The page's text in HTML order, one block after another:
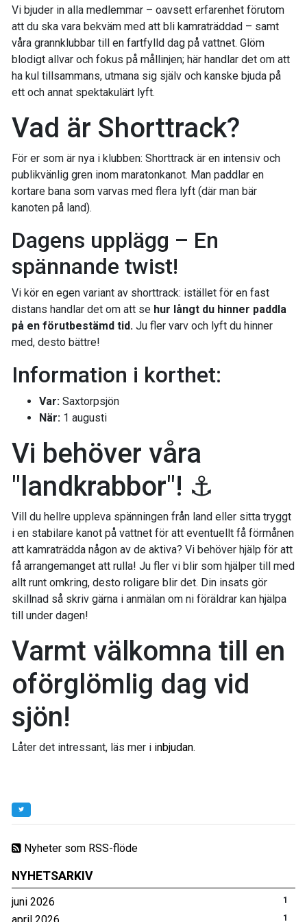
Nyheter som RSS-flöde
NYHETSARKIV
juni 2026 1
1
Vi bjuder in alla medlemmar – oavsett erfarenhet förutom
att du ska vara bekväm med att bli kamraträddad – samt
våra grannklubbar till en fartfylld dag på vattnet. Glöm
blodigt allvar och fokus på mållinjen; här handlar det om att
ha kul tillsammans, utmana sig själv och kanske bjuda på
ett och annat spektakulärt lyft.
Vad är Shorttrack?
För er som är nya i klubben: Shorttrack är en intensiv och
publikvänlig gren inom maratonkanot. Man paddlar en
kortare bana som varvas med flera lyft (där man bär
kanoten på land).
Dagens upplägg – En
spännande twist!
Vi kör en egen variant av shorttrack: istället för en fast
distans handlar det om att se hur långt du hinner paddla
på en förutbestämd tid. Ju fler varv och lyft du hinner
med, desto bättre!
Information i korthet:
Var: Saxtorpsjön
När: 1 augusti
Vi behöver våra
"landkrabbor"! ⚓️
Vill du hellre uppleva spänningen från land eller sitta tryggt
i en stabilare kanot på vattnet för att eventuellt få förmånen
att kamraträdda någon av de aktiva? Vi behöver hjälp för att
få arrangemanget att rulla! Ju fler vi blir som hjälper till med
allt runt omkring, desto roligare blir det. Din insats gör
skillnad så skriv gärna i anmälan om ni föräldrar kan hjälpa
till under dagen!
Varmt välkomna till en
oförglömlig dag vid
sjön!
Låter det intressant, läs mer i inbjudan.